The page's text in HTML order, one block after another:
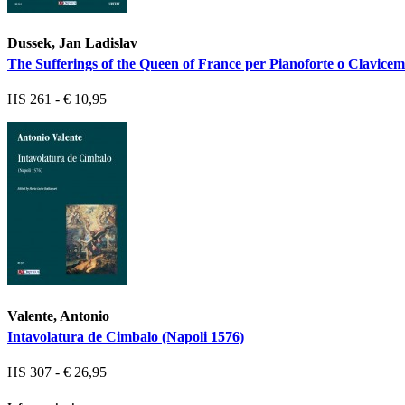
Dussek, Jan Ladislav
The Sufferings of the Queen of France per Pianoforte o
HS 261 - € 10,95
Valente, Antonio
Intavolatura de Cimbalo (Napoli 1576)
HS 307 - € 26,95